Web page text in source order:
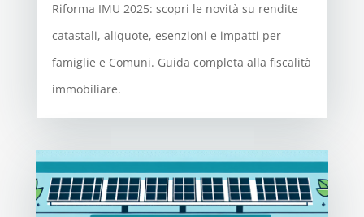
Riforma IMU 2025: scopri le novità su rendite
catastali, aliquote, esenzioni e impatti per
famiglie e Comuni. Guida completa alla fiscalità
immobiliare.